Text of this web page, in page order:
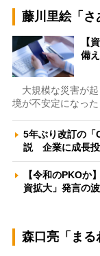
藤川里絵「さ
【
備
大規模な災害が起
境が不安定になっ
5年ぶり改訂の「
説 企業に成長
【令和のPKOか
資拡大」発言の
森口亮「まる